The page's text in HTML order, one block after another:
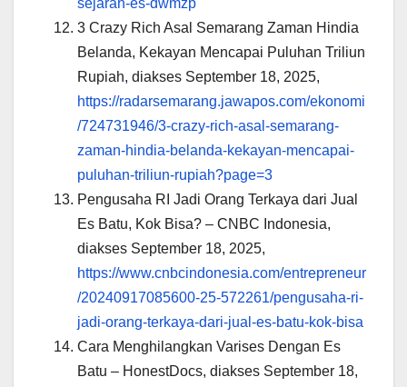
sejarah-es-dwmzp
3 Crazy Rich Asal Semarang Zaman Hindia
Belanda, Kekayan Mencapai Puluhan Triliun
Rupiah, diakses September 18, 2025,
https://radarsemarang.jawapos.com/ekonomi
/724731946/3-crazy-rich-asal-semarang-
zaman-hindia-belanda-kekayan-mencapai-
puluhan-triliun-rupiah?page=3
Pengusaha RI Jadi Orang Terkaya dari Jual
Es Batu, Kok Bisa? – CNBC Indonesia,
diakses September 18, 2025,
https://www.cnbcindonesia.com/entrepreneur
/20240917085600-25-572261/pengusaha-ri-
jadi-orang-terkaya-dari-jual-es-batu-kok-bisa
Cara Menghilangkan Varises Dengan Es
Batu – HonestDocs, diakses September 18,